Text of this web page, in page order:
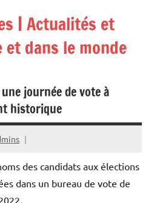
| Actualités et
et dans le monde
journée de vote à
historique